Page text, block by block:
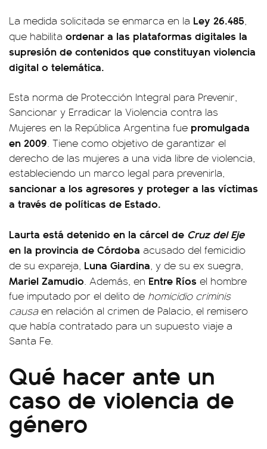
La medida solicitada se enmarca en la Ley 26.485,
que habilita ordenar a las plataformas digitales la
supresión de contenidos que constituyan violencia
digital o telemática.
Esta norma de Protección Integral para Prevenir,
Sancionar y Erradicar la Violencia contra las
Mujeres en la República Argentina fue promulgada
en 2009. Tiene como objetivo de garantizar el
derecho de las mujeres a una vida libre de violencia,
estableciendo un marco legal para prevenirla,
sancionar a los agresores y proteger a las víctimas
a través de políticas de Estado.
Laurta está detenido en la cárcel de Cruz del Eje
en la provincia de Córdoba acusado del femicidio
de su expareja, Luna Giardina, y de su ex suegra,
Mariel Zamudio. Además, en Entre Ríos el hombre
fue imputado por el delito de homicidio criminis
causaen relación al crimen de Palacio, el remisero
que había contratado para un supuesto viaje a
Santa Fe.
Qué hacer ante un
caso de violencia de
género